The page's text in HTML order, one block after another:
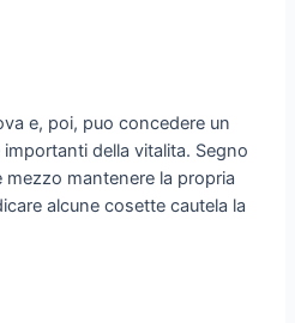
e, poi, puo concedere un
della vitalita. Segno
mantenere la propria
alcune cosette cautela la